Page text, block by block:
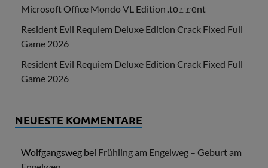
Microsoft Office Mondo VL Edition .tо𝚛𝚛еnt
Resident Evil Requiem Deluxe Edition Crack Fixed Full
Game 2026
Resident Evil Requiem Deluxe Edition Crack Fixed Full
Game 2026
NEUESTE KOMMENTARE
Wolfgangsweg bei Frühling am Engelweg – Geburt am